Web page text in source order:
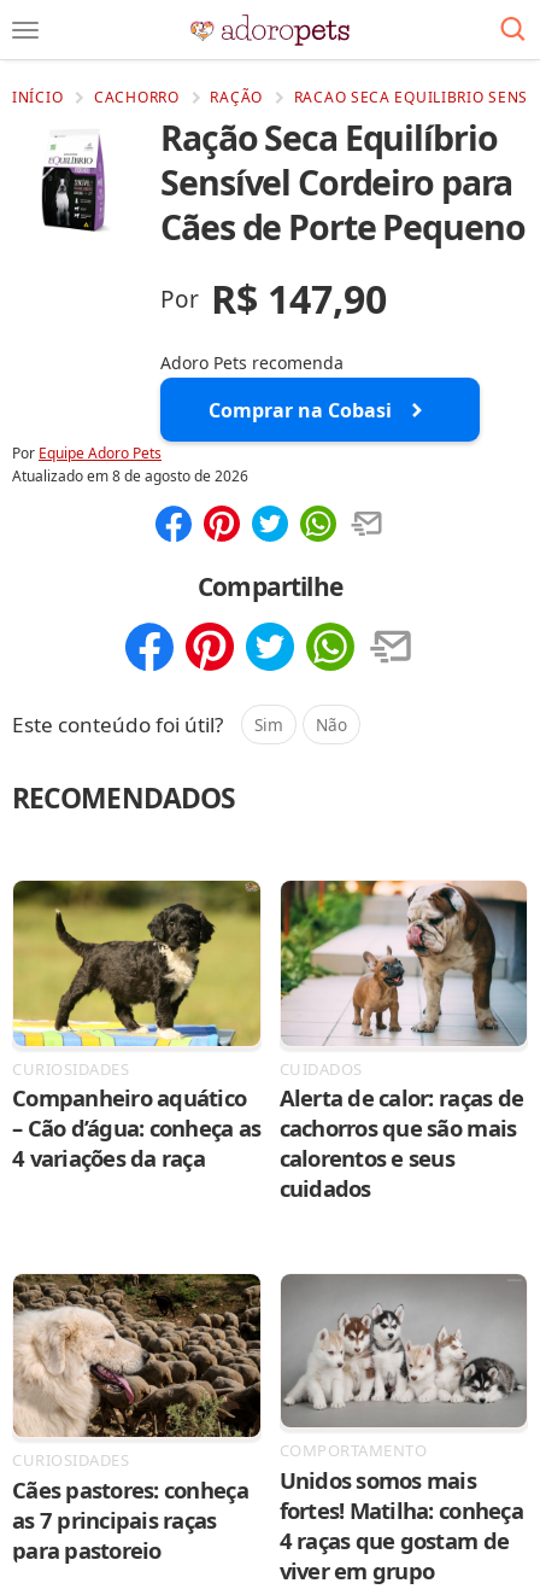
INÍCIO CACHORRO RAÇÃO RACAO SECA EQUILIBRIO
Ração Seca Equilíbrio
Sensível Cordeiro para
Cães de Porte Pequeno
Por R$ 147,90
Adoro Pets recomenda
Comprar na Cobasi
Por Equipe Adoro Pets
Atualizado em8 de agosto de 2026
Compartilhe
Este conteúdo foi útil? Sim Não
RECOMENDADOS
CURIOSIDADES
Companheiro aquático
– Cão d’água: conheça as
4 variações da raça
CUIDADOS
Alerta de calor: raças de
cachorros que são mais
calorentos e seus
cuidados
CURIOSIDADES
Cães pastores: conheça
as 7 principais raças
para pastoreio
COMPORTAMENTO
Unidos somos mais
fortes! Matilha: conheça
4 raças que gostam de
viver em grupo